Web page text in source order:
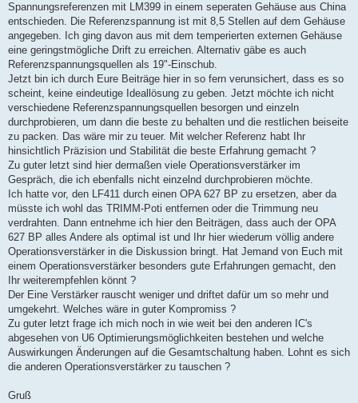
Spannungsreferenzen mit LM399 in einem seperaten Gehäuse aus China
entschieden. Die Referenzspannung ist mit 8,5 Stellen auf dem Gehäuse
angegeben. Ich ging davon aus mit dem temperierten externen Gehäuse
eine geringstmögliche Drift zu erreichen. Alternativ gäbe es auch
Referenzspannungsquellen als 19"-Einschub.
Jetzt bin ich durch Eure Beiträge hier in so fern verunsichert, dass es so
scheint, keine eindeutige Ideallösung zu geben. Jetzt möchte ich nicht
verschiedene Referenzspannungsquellen besorgen und einzeln
durchprobieren, um dann die beste zu behalten und die restlichen beiseite
zu packen. Das wäre mir zu teuer. Mit welcher Referenz habt Ihr
hinsichtlich Präzision und Stabilität die beste Erfahrung gemacht ?
Zu guter letzt sind hier dermaßen viele Operationsverstärker im
Gespräch, die ich ebenfalls nicht einzelnd durchprobieren möchte.
Ich hatte vor, den LF411 durch einen OPA 627 BP zu ersetzen, aber da
müsste ich wohl das TRIMM-Poti entfernen oder die Trimmung neu
verdrahten. Dann entnehme ich hier den Beiträgen, dass auch der OPA
627 BP alles Andere als optimal ist und Ihr hier wiederum völlig andere
Operationsverstärker in die Diskussion bringt. Hat Jemand von Euch mit
einem Operationsverstärker besonders gute Erfahrungen gemacht, den
Ihr weiterempfehlen könnt ?
Der Eine Verstärker rauscht weniger und driftet dafür um so mehr und
umgekehrt. Welches wäre in guter Kompromiss ?
Zu guter letzt frage ich mich noch in wie weit bei den anderen IC's
abgesehen von U6 Optimierungsmöglichkeiten bestehen und welche
Auswirkungen Änderungen auf die Gesamtschaltung haben. Lohnt es sich
die anderen Operationsverstärker zu tauschen ?
Gruß